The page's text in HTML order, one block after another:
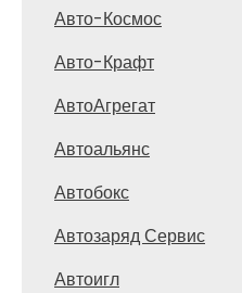
Авто-Космос
Авто-Крафт
АвтоАгрегат
Автоальянс
Автобокс
Автозаряд Сервис
Автоигл